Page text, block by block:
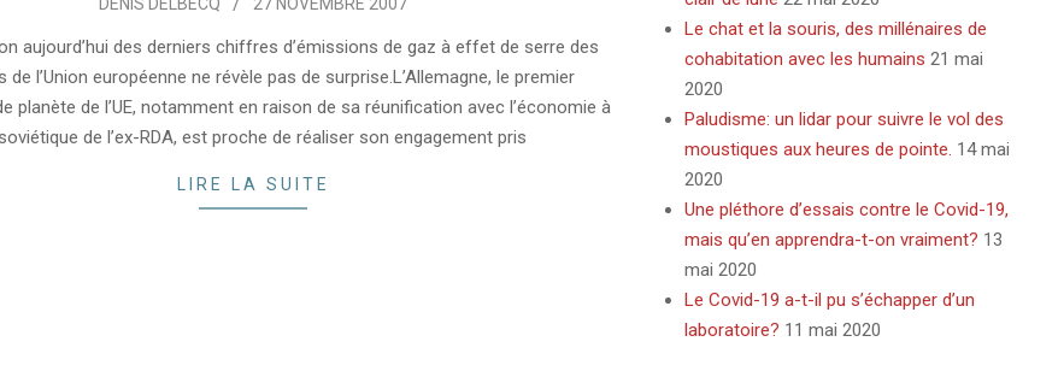
aujourd’hui des derniers chiffres d’émissions de gaz à effet de serre des
de l’Union européenne ne révèle pas de surprise.L’Allemagne, le premier
planète de l’UE, notamment en raison de sa réunification avec l’économie à
de l’ex-RDA, est proche de réaliser son engagement pris
LIRE LA SUITE
Le chat et la souris, des millénaires de
cohabitation avec les humains 21 mai
2020
Paludisme: un lidar pour suivre le vol des
moustiques aux heures de pointe. 14 mai
2020
Une pléthore d’essais contre le Covid-19,
mais qu’en apprendra-t-on vraiment? 13
mai 2020
Le Covid-19 a-t-il pu s’échapper d’un
laboratoire? 11 mai 2020